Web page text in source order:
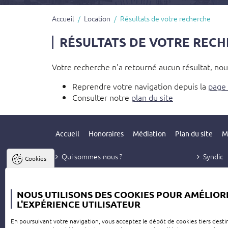
Accueil Location Résultats de votre recherche
RÉSULTATS DE VOTRE
Votre recherche n'a retourné aucun résultat,
Reprendre votre navigation depuis la
Consulter notre plan du site
Accueil Honoraires Médiation Plan du site
Qui sommes-nous ?
Vente
Gestion
Syndic
Contact
Cookies
NOUS UTILISONS DES COOKIES POUR
L'EXPÉRIENCE UTILISATEUR
En poursuivant votre navigation, vous acceptez le dépôt de cookies tiers